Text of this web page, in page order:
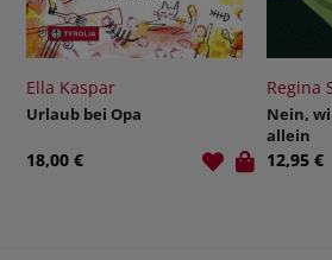
Regina Schwarz
Nein, will